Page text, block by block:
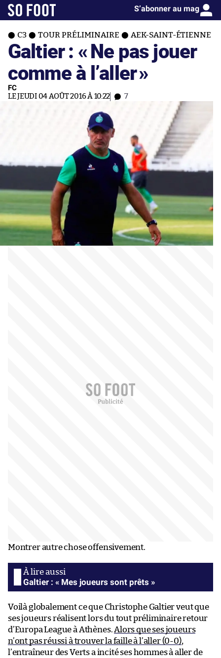
S’abonner au mag
C3 TOUR PRÉLIMINAIRE AEK-SAINT-ÉTIENNE
Galtier : «Ne pas jouer
comme à l’aller»
FC
LE JEUDI 04 AOÛT 2016 À 10:22 7
Montrer autre chose offensivement.
Galtier : « Mes joueurs sont prêts »
Voilà globalement ce que Christophe Galtier veut que
ses joueurs réalisent lors du tout préliminaire retour
d’Europa League à Athènes.Alors que ses joueurs
n’ont pas réussi à trouver la faille à l’aller (0-0),
l’entraîneur des Verts a incité ses hommes à aller de